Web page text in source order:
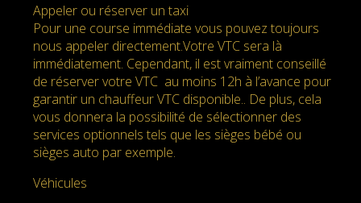
Appeler ou réserver un taxi
Pour une course immédiate vous pouvez toujours
nous appeler directement.Votre VTC sera là
immédiatement. Cependant, il est vraiment conseillé
de réserver votre VTC au moins 12h à l’avance pour
garantir un chauffeur VTC disponible.. De plus, cela
vous donnera la possibilité de sélectionner des
services optionnels tels que les sièges bébé ou
sièges auto par exemple.
Véhicules